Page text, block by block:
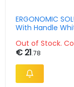
ERGONOMIC
With Handle
Out of Stock.
€ 21.78